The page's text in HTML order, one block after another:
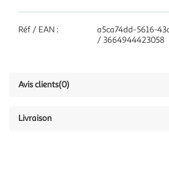
Réf / EAN :
a5ca74dd-5616-
/ 3664944423058
Avis clients(0)
Livraison